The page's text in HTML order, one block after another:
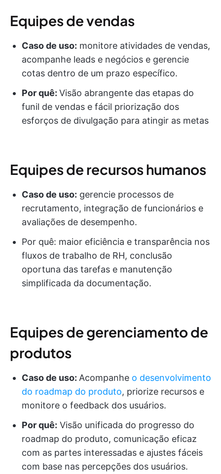
Equipes de vendas
Caso de uso: monitore atividades de vendas,
acompanhe leads e negócios e gerencie
cotas dentro de um prazo específico.
Por quê: Visão abrangente das etapas do
funil de vendas e fácil priorização dos
esforços de divulgação para atingir as metas
Equipes de recursos humanos
Caso de uso: gerencie processos de
recrutamento, integração de funcionários e
avaliações de desempenho.
Por quê: maior eficiência e transparência nos
fluxos de trabalho de RH, conclusão
oportuna das tarefas e manutenção
simplificada da documentação.
Equipes de gerenciamento de
produtos
Caso de uso: Acompanhe o desenvolvimento
do roadmap do produto, priorize recursos e
monitore o feedback dos usuários.
Por quê: Visão unificada do progresso do
roadmap do produto, comunicação eficaz
com as partes interessadas e ajustes fáceis
com base nas percepções dos usuários.